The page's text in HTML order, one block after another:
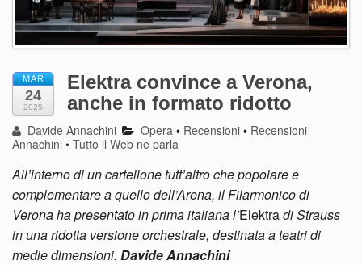
MAR
24
2025
Elektra convince a Verona,
anche in formato ridotto
Davide Annachini Opera • Recensioni • Recensioni
Annachini • Tutto il Web ne parla
All’interno di un cartellone tutt’altro che popolare e
complementare a quello dell’Arena, il Filarmonico di
Verona ha presentato in prima italiana l’Elektradi Strauss
in una ridotta versione orchestrale, destinata a teatri di
medie dimensioni. Davide Annachini